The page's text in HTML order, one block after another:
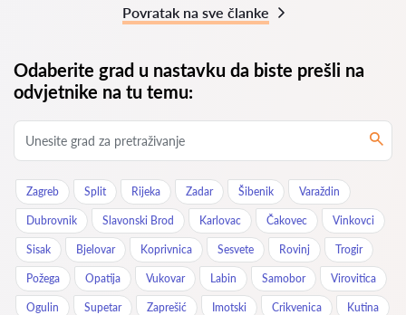
Povratak na sve članke
Odaberite grad u nastavku da biste prešli na
odvjetnike na tu temu:
Zagreb Split Rijeka Zadar Šibenik Varaždin
Dubrovnik Slavonski Brod Karlovac Čakovec Vinkovci
Sisak Bjelovar Koprivnica Sesvete Rovinj Trogir
Požega Opatija Vukovar Labin Samobor Virovitica
Ogulin Supetar Zaprešić Imotski Crikvenica Kutina